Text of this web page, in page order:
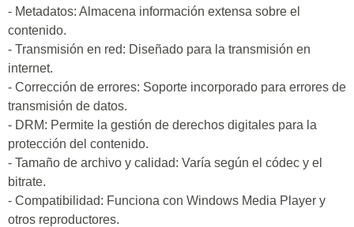
- Metadatos: Almacena información extensa sobre el
contenido.
- Transmisión en red: Diseñado para la transmisión en
internet.
- Corrección de errores: Soporte incorporado para errores de
transmisión de datos.
- DRM: Permite la gestión de derechos digitales para la
protección del contenido.
- Tamaño de archivo y calidad: Varía según el códec y el
bitrate.
- Compatibilidad: Funciona con Windows Media Player y
otros reproductores.